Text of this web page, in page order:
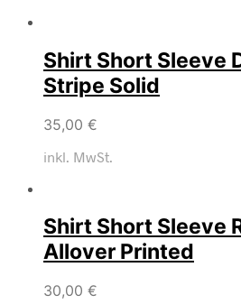
Shirt Short Sleeve
Stripe Solid
35,00 €
inkl. MwSt.
Shirt Short Sleeve
Allover Printed
30,00 €